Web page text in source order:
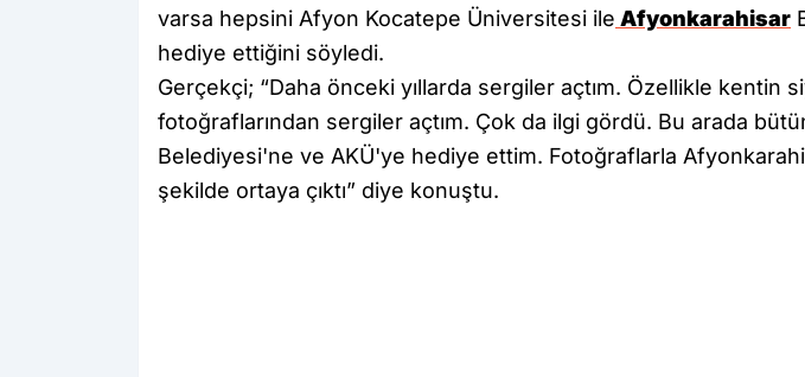
varsa hepsini Afyon Kocatepe Üniversitesi ile Afyonkarahisar
hediye ettiğini söyledi.
Gerçekçi; “Daha önceki yıllarda sergiler açtım. Özellikle kentin
fotoğraflarından sergiler açtım. Çok da ilgi gördü. Bu arada
Belediyesi'ne ve AKÜ'ye hediye ettim. Fotoğraflarla
şekilde ortaya çıktı” diye konuştu.